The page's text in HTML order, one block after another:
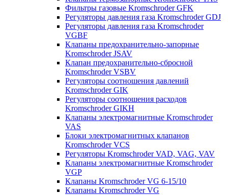
Фильтры газовые Kromschroder GFK
Регуляторы давления газа Kromschroder GDJ
Регуляторы давления газа Kromschroder
VGBF
Клапаны предохранительно-запорные
Kromschroder JSAV
Клапан предохранительно-сбросной
Kromschroder VSBV
Регуляторы соотношения давлений
Kromschroder GIK
Регуляторы соотношения расходов
Kromschroder GIKH
Клапаны электромагнитные Kromschroder
VAS
Блоки электромагнитных клапанов
Kromschroder VCS
Регуляторы Kromschroder VAD, VAG, VAV
Клапаны электромагнитные Kromschroder
VGP
Клапаны Kromschroder VG 6-15/10
Клапаны Kromschroder VG